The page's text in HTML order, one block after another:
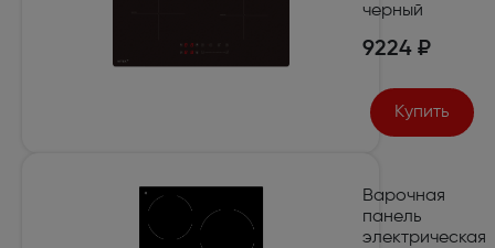
черный
9224 ₽
Купить
Варочная
панель
электрическая